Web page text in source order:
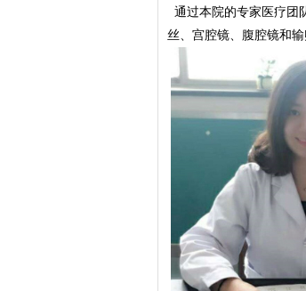
通过本院的专家医疗团
丝、宫腔镜、腹腔镜和